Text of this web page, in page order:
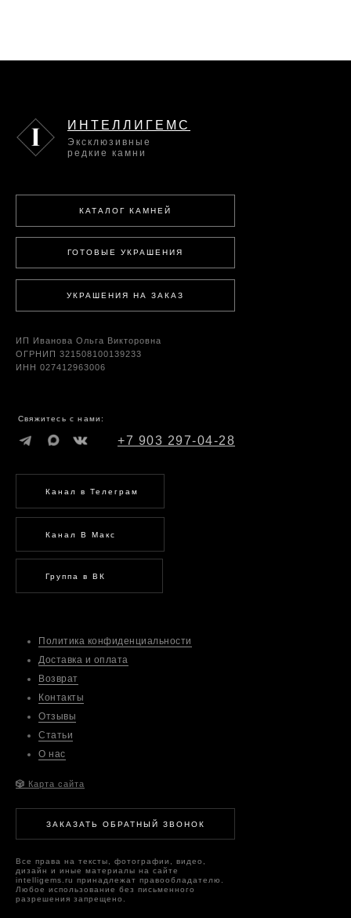
ЗАКАЗАТЬ ОБРАТНЫЙ ЗВОНОК
Все права на тексты, фотографии, видео,
дизайн и иные материалы на сайте
intelligems.ru принадлежат правообладателю.
Любое использование без письменного
разрешения запрещено.
КАТАЛОГ КАМНЕЙ
УКРАШЕНИЯ НА ЗАКАЗ
ГОТОВЫЕ УКРАШЕНИЯ
Эксклюзивные
редкие камни
ИНТЕЛЛИГЕМС
Политика конфиденциальности
Доставка и оплата
Возврат
Контакты
Отзывы
Статьи
О нас
+7 903 297-04-28
Канал В Макс
Группа в ВК
Канал в Телеграм
Свяжитесь с нами:
🎲 Карта сайта
ИП Иванова Ольга Викторовна
ОГРНИП 321508100139233
ИНН 027412963006